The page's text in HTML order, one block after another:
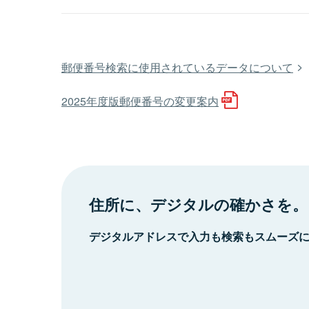
郵便番号検索に使用されているデータについて
2025年度版郵便番号の変更案内
住所に、デジタルの確かさを。
デジタルアドレスで入力も検索もスムーズ